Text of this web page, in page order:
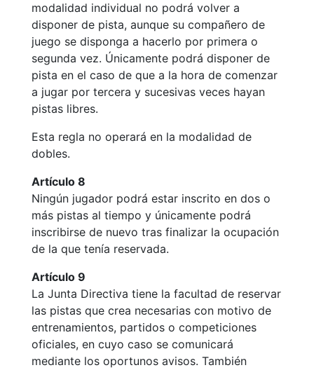
Normativa
Restaurantes
Restaurante
El Snack
Casa Arilla
Chill Out
Bar Piscina
Patrocinio
Patrocinadores
Publicidad en
la Revista
Ventajas
sociales
¿Quieres ser
Patrocinador
del Club?
modalidad individual no podrá volver a
disponer de pista, aunque su compañero de
juego se disponga a hacerlo por primera o
segunda vez. Únicamente podrá disponer de
pista en el caso de que a la hora de comenzar
a jugar por tercera y sucesivas veces hayan
pistas libres.
Esta regla no operará en la modalidad de
dobles.
Artículo 8
Ningún jugador podrá estar inscrito en dos o
más pistas al tiempo y únicamente podrá
inscribirse de nuevo tras finalizar la ocupación
de la que tenía reservada.
Artículo 9
La Junta Directiva tiene la facultad de reservar
las pistas que crea necesarias con motivo de
entrenamientos, partidos o competiciones
oficiales, en cuyo caso se comunicará
mediante los oportunos avisos. También